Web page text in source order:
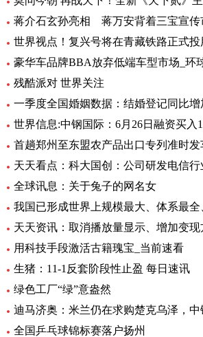
蒋介石玄孙亮相 蒋万安背着三宝宣传
世界视点！复兴号将在青藏铁路正式投
豪华车品牌BBA放弃低端车型市场_环
残酷派对 世界关注
首趟郑州至东盟农产品出口专列准时发
全球讯息：关于兔子的网名女
用科技手段激活古籍瑰宝_当前速看
生猪：11-1反套阶段性止盈 每日速讯
绿色工厂“绿”意盎然
全国乒乓球锦标赛落户扬州